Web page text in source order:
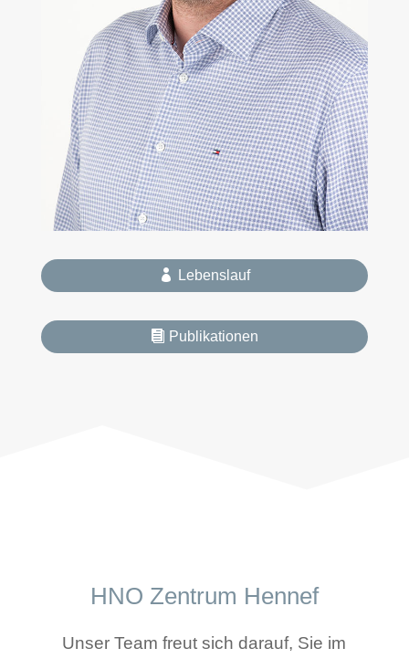
Lebenslauf
Publikationen
HNO Zentrum Hennef
Unser Team freut sich darauf, Sie im